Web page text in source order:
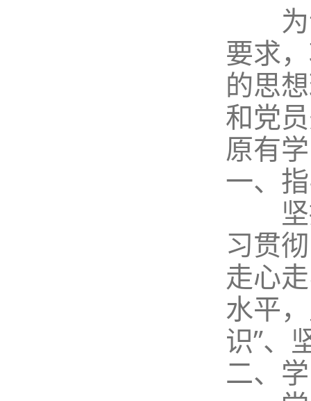
为
要求
的思
和党
原有
一、
坚
习贯
走心
水平
识”、
二、